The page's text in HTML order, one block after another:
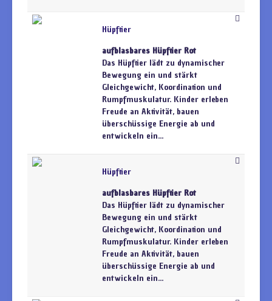
Hüpftier
aufblasbares Hüpftier Rot
Das Hüpftier lädt zu dynamischer
Bewegung ein und stärkt
Gleichgewicht, Koordination und
Rumpfmuskulatur. Kinder erleben
Freude an Aktivität, bauen
überschüssige Energie ab und
entwickeln ein...
Hüpftier
aufblasbares Hüpftier Rot
Das Hüpftier lädt zu dynamischer
Bewegung ein und stärkt
Gleichgewicht, Koordination und
Rumpfmuskulatur. Kinder erleben
Freude an Aktivität, bauen
überschüssige Energie ab und
entwickeln ein...